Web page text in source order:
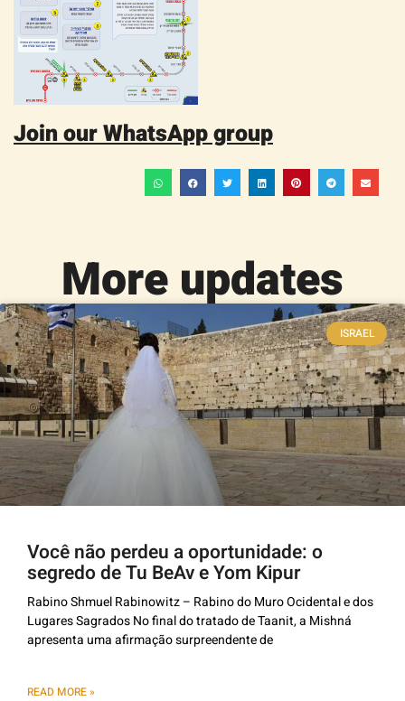
Join our WhatsApp group
More updates
ISRAEL
Você não perdeu a oportunidade: o
segredo de Tu BeAv e Yom Kipur
Rabino Shmuel Rabinowitz – Rabino do Muro Ocidental e dos
Lugares Sagrados No final do tratado de Taanit, a Mishná
apresenta uma afirmação surpreendente de
READ MORE »